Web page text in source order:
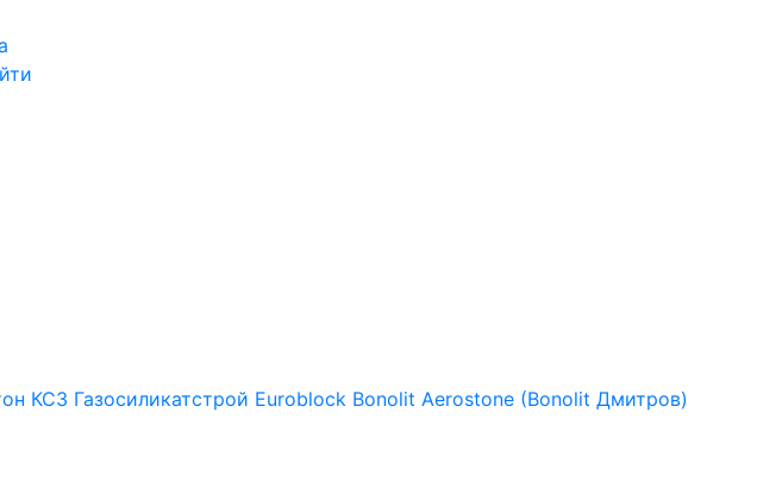
КСЗ Газосиликатстрой Euroblock Bonolit Aerostone (Bonolit Дмитров)